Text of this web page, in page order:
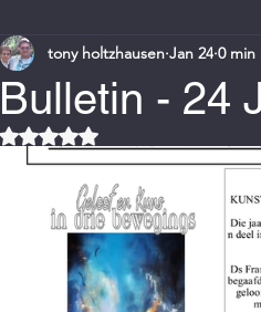
KOOR
Bulletin - 24
tony holtzhausen Jan 24 0 min
Rated NaN out of 5 stars.